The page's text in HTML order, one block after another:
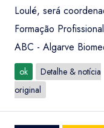
Loulé, será
Formação
ABC - Algarve
ok
Detalhe & notícia
original